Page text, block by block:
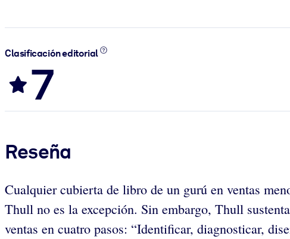
Clasificación editorial
7
Reseña
Cualquier cubierta de libro de un gurú en ventas
Thull no es la excepción. Sin embargo, Thull
ventas en cuatro pasos: “Identificar, diagnosticar,